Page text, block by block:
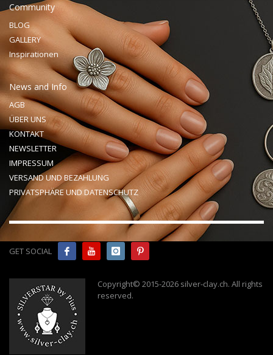
Community
BLOG
GALLERY
Inspirationen
News and Info
AGB
ÜBER UNS
KONTAKT
NEWSLETTER
IMPRESSUM
VERSAND UND BEZAHLUNG
PRIVATSPHÄRE UND DATENSCHUTZ
GET SOCIAL
Copyright© 2015-2026 silver-clay.ch. All rights
reserved.